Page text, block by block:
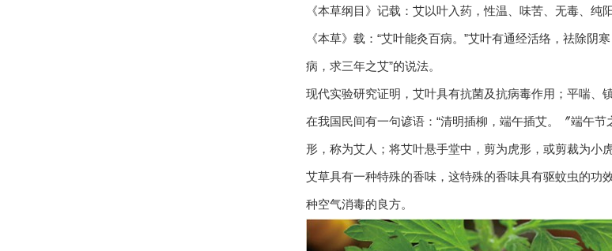
《本草纲目》记载：艾以叶入药，性温、味苦、无毒、
《本草》载：“艾叶能灸百病。”艾叶有通经活络，祛除
病，求三年之艾”的说法。
现代实验研究证明，艾叶具有抗菌及抗病毒作用；平喘、
在我国民间有一句谚语：“清明插柳，端午插艾。〞端午
形，称为艾人；将艾叶悬手堂中，剪为虎形，或剪裁为小
艾草具有一种特殊的香味，这特殊的香味具有驱蚊虫的功
种空气消毒的良方。